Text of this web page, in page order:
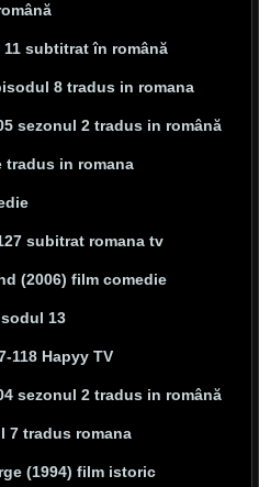
subtitrat în română
8 tradus in romana
sezonul 2 tradus in română
tradus in romana
subitrat romana tv
(2006) film comedie
13
118 Hapyy TV
sezonul 2 tradus in română
7 tradus romana
(1994) film istoric